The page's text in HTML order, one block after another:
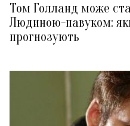
Том Голланд може
Людиною-павуком:
прогнозують